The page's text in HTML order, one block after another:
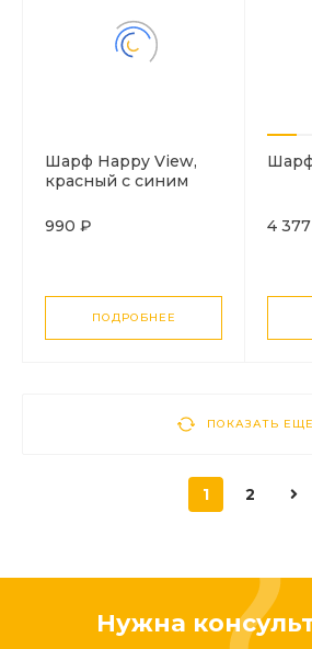
Шарф Happy View,
красный с синим
990 ₽
ПОДРОБНЕЕ
4
ПОКАЗАТЬ ЕЩЕ
1 2
Нужна